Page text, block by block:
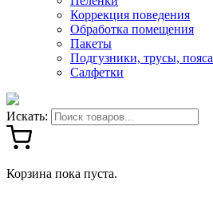
Коррекция поведения
Обработка помещения
Пакеты
Подгузники, трусы, пояса
Салфетки
Искать:
Корзина пока пуста.